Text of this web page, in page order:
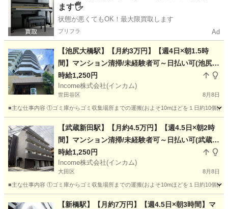
ます🖐️
状態が悪くてもOK！最大限買取します
プリフラ Ad
【池尻大橋駅】【月約3万円】【週4日×朝1.5時
間】マンション清掃/未経験者可～日払い可(池尻大
橋9)
時給1,250円
Income株式会社(インカム)
世田谷区 8月8日
■主な仕事内容 ①ゴミ庫からゴミ収集場所までの運搬(およそ10mほどを１日約10個
その他 東急田園都市線
【武蔵新田駅】【月約4.5万円】【週4.5日×朝2時
間】マンション清掃/未経験者可～日払い可(武蔵新
田3)
時給1,250円
Income株式会社(インカム)
大田区 8月8日
■主な仕事内容 ①ゴミ庫からゴミ収集場所までの運搬(およそ10mほどを１日約10個
その他 時給
【新橋駅】【月約7万円】【週4.5日×朝3時間】マ